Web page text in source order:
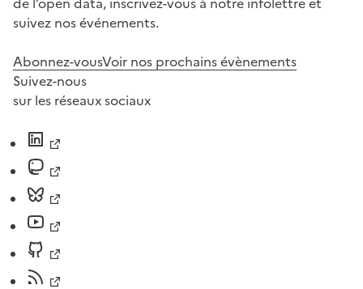
suivez nos événements.
Abonnez-vousVoir nos prochains évènements
Suivez-nous
sur les réseaux sociaux